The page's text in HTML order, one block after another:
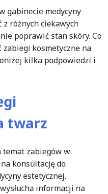
gabinecie medycyny
różnych ciekawych
poprawić stan skóry. Co
zabiegi kosmetyczne na
kilka podpowiedzi i
twarz
zabiegów w
konsultację do
estetycznej.
informacji na